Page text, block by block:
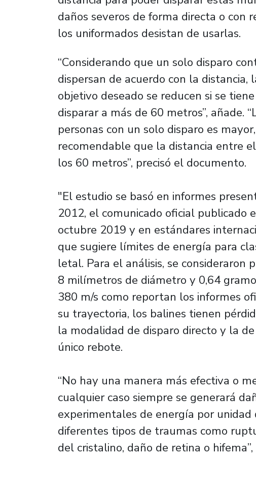
daños severos de forma directa o con
los uniformados desistan de usarlas.
“Considerando que un solo disparo
dispersan de acuerdo con la distancia,
objetivo deseado se reducen si se
disparar a más de 60 metros”, añade.
personas con un solo disparo es
recomendable que la distancia entre
los 60 metros”, precisó el documento.
"El estudio se basó en informes
2012, el comunicado oficial publicado
octubre 2019 y en estándares
que sugiere límites de energía para
letal. Para el análisis, se consideraron
8 milímetros de diámetro y 0,64
380 m/s como reportan los informes
su trayectoria, los balines tienen
la modalidad de disparo directo y la
único rebote.
“No hay una manera más efectiva o
cualquier caso siempre se generará
experimentales de energía por unidad
diferentes tipos de traumas como
del cristalino, daño de retina o